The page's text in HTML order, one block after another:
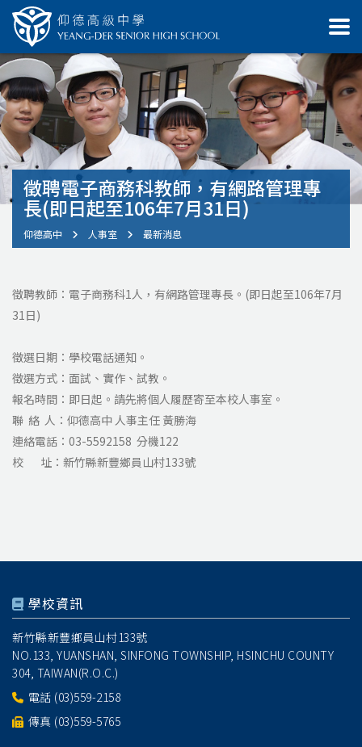
徵聘電子商務科教師，有網路管理專
長(即日起至106年7月31日)
仰德高中 人事室 最新消息
徵聘教師：電子商務科1人，有網路管理專長。(即日起至106年7月
31日)
徵選日期：學校電話通知。
徵選方式：面試、實作、試教。
報名時間：即日起。請先將個人履歷寄至本校人事室。
聯 絡 人：仰德高中 人事主任 黃勝海
連絡電話：03-5592158 分機122
校 址： 新竹縣新豐鄉員山村133號
學校資訊
新竹縣新豐鄉員山村133號
NO.133, YUANSHAN, SINFONG TOWNSHIP, HSINCHU COUNTY
304, TAIWAN(R.O.C.)
電話 (03)559-2158
傳真 (03)559-5765